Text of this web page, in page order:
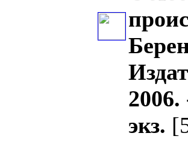
экз.